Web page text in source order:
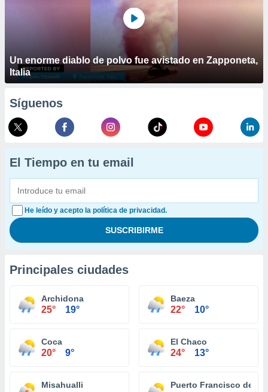
Un enorme diablo de polvo fue avistado en Zapponeta,
Italia
Síguenos
El Tiempo en tu email
He leído y acepto la política de privacidad.
Principales ciudades
Archidona
25° 19°
Baeza
22° 10°
Coca
20° 9°
El Chaco
24° 13°
Misahualli Puerto Francisco de